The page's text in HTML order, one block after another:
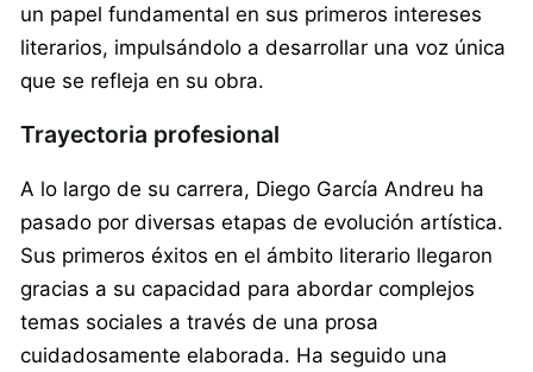
un papel fundamental en sus primeros intereses
literarios, impulsándolo a desarrollar una voz única
que se refleja en su obra.
Trayectoria profesional
A lo largo de su carrera, Diego García Andreu ha
pasado por diversas etapas de evolución artística.
Sus primeros éxitos en el ámbito literario llegaron
gracias a su capacidad para abordar complejos
temas sociales a través de una prosa
cuidadosamente elaborada. Ha seguido una